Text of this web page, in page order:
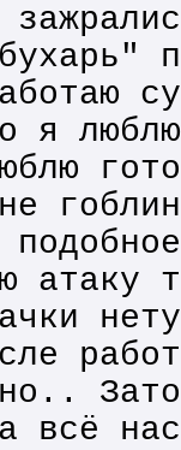
я
атаку
всё